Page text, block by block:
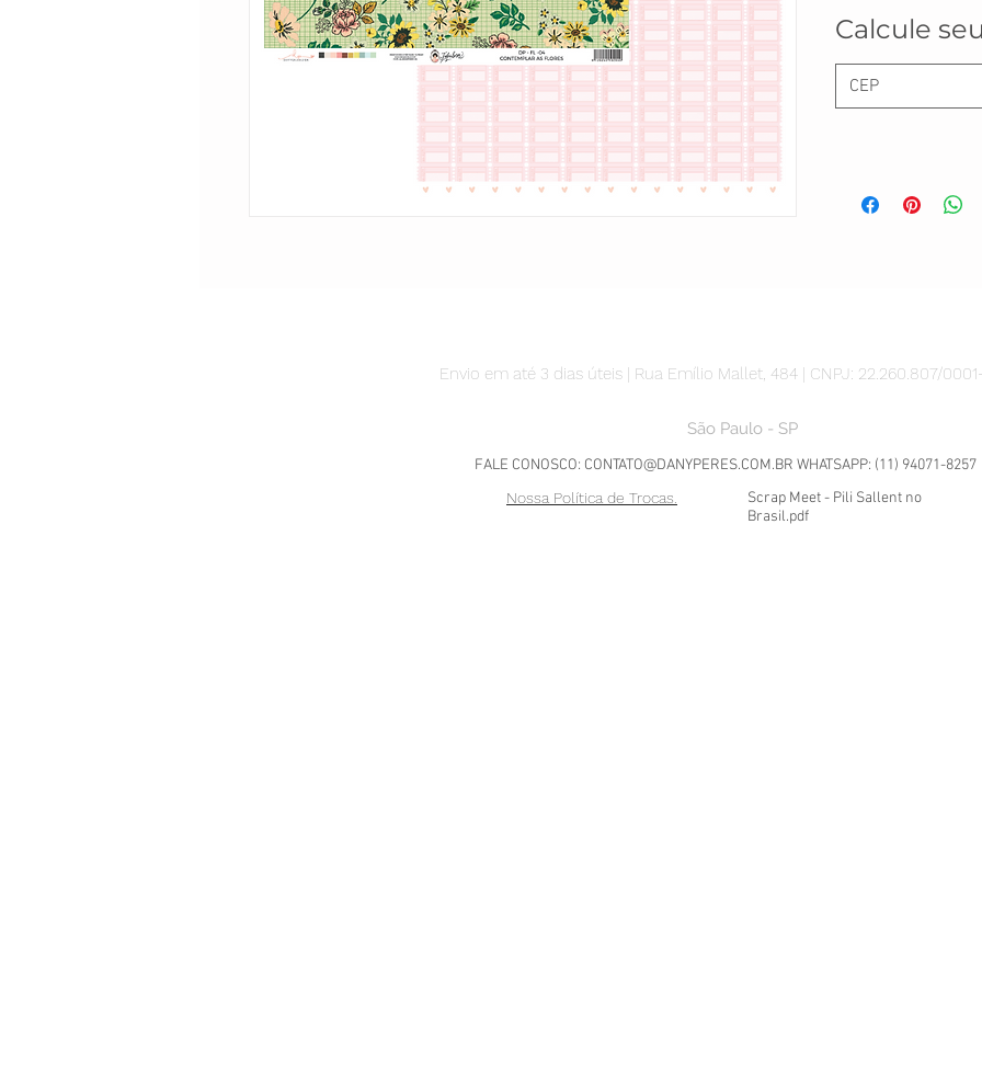
Calcule
Envio em até 3 dias úteis | Rua Emílio Mallet, 484 | CNPJ: 22.260.807/
São Paulo - SP
FALE CONOSCO: CONTATO@DANYPERES.COM.BR WHATSAPP: (11) 94071-8257
Nossa Política de Trocas.
Scrap Meet - Pili Sallent no
Brasil.pdf